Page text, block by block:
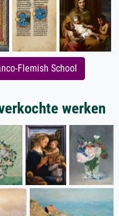
Flemish School
werken